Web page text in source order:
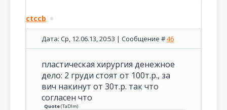
ctccb
Дата: Ср, 12.06.13, 20:53 | Сообщение #46
пластическая хирургия денежное
дело: 2 груди стоят от 100т.р., за
вич накинут от 30т.р. так что
согласен что
Quote(TaDIm)